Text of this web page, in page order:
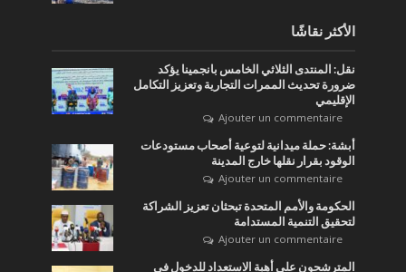
الأكثر نقاشًا
نقل: المنتدى الثلاثي الخامس بانجمينا يؤكد
ضرورة تحديث الممرات التجارية وتعزيز التكامل
الإقليمي
Ajouter un commentaire
أبشة: حملة ميدانية لتوعية أصحاب مستودعات
الوقود بقرار نقلها خارج المدينة
Ajouter un commentaire
الحكومة والأمم المتحدة تبحثان تعزيز الشراكة
لتحقيق التنمية المستدامة
Ajouter un commentaire
المترشحون على أهبة الاستعداد للدخول في